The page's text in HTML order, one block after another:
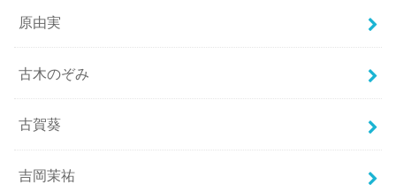
原由実
古木のぞみ
古賀葵
吉岡茉祐